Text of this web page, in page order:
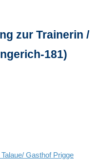
zur Trainerin /
181)
Gasthof Prigge